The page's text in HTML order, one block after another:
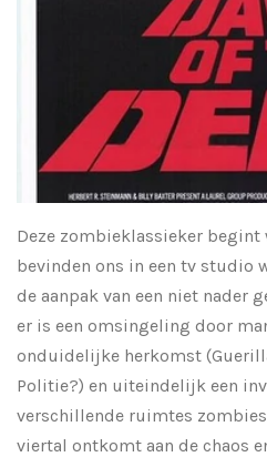
Deze zombieklassieker begint
bevinden ons in een tv studio
de aanpak van een niet nader
er is een omsingeling door
onduidelijke herkomst
Politie?) en uiteindelijk een
verschillende ruimtes
viertal ontkomt aan de chaos